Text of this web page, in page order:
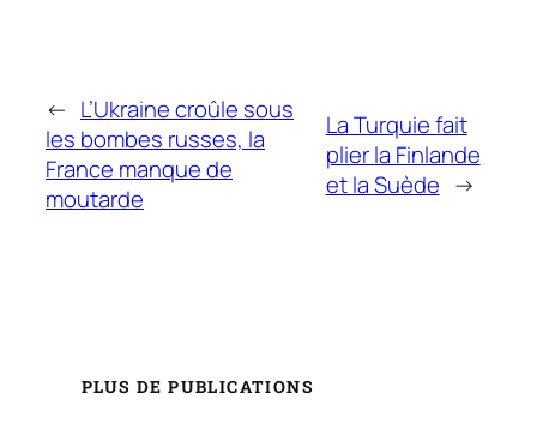
← L’Ukraine croûle sous
les bombes russes, la
France manque de
moutarde
La Turquie fait
plier la Finlande
et la Suède →
PLUS DE PUBLICATIONS